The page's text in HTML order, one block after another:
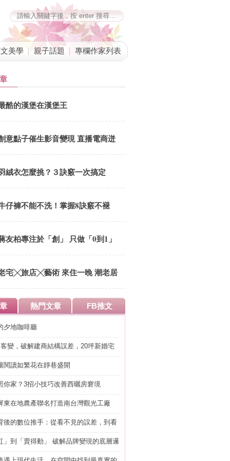
美學 親子話題 專欄作家列表
酷的漢堡在漢堡王
意點子催生影音變現 直播電商迸
絨衣怎麼挑？３訣竅一次搞定
仔褲不能不洗！掌握8訣竅不褪
、不變形
友柏專注於「創」 只做「0到1」
事
宅╳旅店╳藝術 來住一晚 潮老居
熱門文章 FB推文
夕地咖啡廳
變，破解建商結構誤差，20坪新婚宅
閱讀如繁花在靜巷盛開
你家？3招小技巧改善西曬房窘境
東在地農產聯名打造南台灣觀光工廠
後的數位推手：從看不見的誤差，到看
」到「賣得動」 破解品牌變現的底層邏